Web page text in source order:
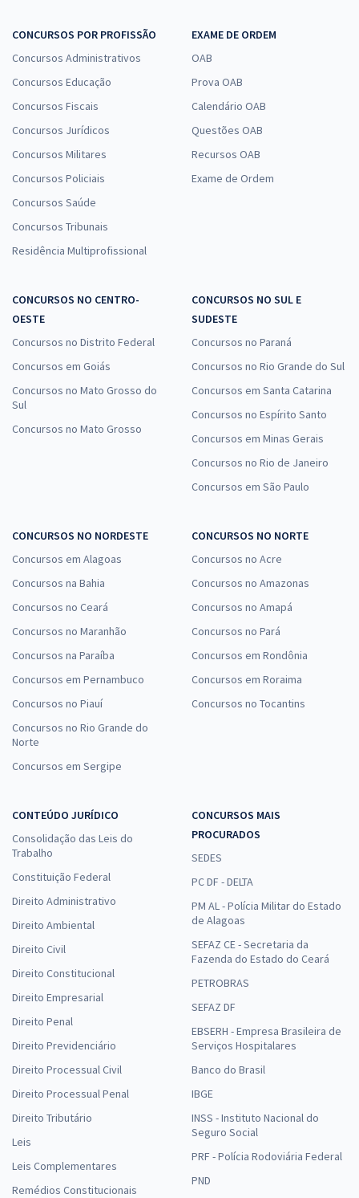
CONCURSOS POR PROFISSÃO
Concursos Administrativos
Concursos Educação
Concursos Fiscais
Concursos Jurídicos
Concursos Militares
Concursos Policiais
Concursos Saúde
Concursos Tribunais
Residência Multiprofissional
EXAME DE ORDEM
OAB
Prova OAB
Calendário OAB
Questões OAB
Recursos OAB
Exame de Ordem
CONCURSOS NO CENTRO-
OESTE
Concursos no Distrito Federal
Concursos em Goiás
Concursos no Mato Grosso do
Sul
Concursos no Mato Grosso
CONCURSOS NO SUL E
SUDESTE
Concursos no Paraná
Concursos no Rio Grande do Sul
Concursos em Santa Catarina
Concursos no Espírito Santo
Concursos em Minas Gerais
Concursos no Rio de Janeiro
Concursos em São Paulo
CONCURSOS NO NORDESTE
Concursos em Alagoas
Concursos na Bahia
Concursos no Ceará
Concursos no Maranhão
Concursos na Paraíba
Concursos em Pernambuco
Concursos no Piauí
Concursos no Rio Grande do
Norte
Concursos em Sergipe
CONCURSOS NO NORTE
Concursos no Acre
Concursos no Amazonas
Concursos no Amapá
Concursos no Pará
Concursos em Rondônia
Concursos em Roraima
Concursos no Tocantins
CONTEÚDO JURÍDICO
Consolidação das Leis do
Trabalho
Constituição Federal
Direito Administrativo
Direito Ambiental
Direito Civil
Direito Constitucional
Direito Empresarial
Direito Penal
Direito Previdenciário
Direito Processual Civil
Direito Processual Penal
Direito Tributário
Leis
Leis Complementares
Remédios Constitucionais
CONCURSOS MAIS
PROCURADOS
SEDES
PC DF - DELTA
PM AL - Polícia Militar do Estado
de Alagoas
SEFAZ CE - Secretaria da
Fazenda do Estado do Ceará
PETROBRAS
SEFAZ DF
EBSERH - Empresa Brasileira de
Serviços Hospitalares
Banco do Brasil
IBGE
INSS - Instituto Nacional do
Seguro Social
PRF - Polícia Rodoviária Federal
PND